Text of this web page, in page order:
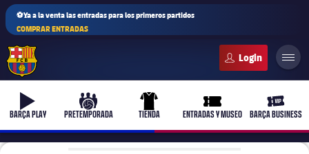
⚽Ya a la venta las entradas para los primeros partidos
COMPRAR ENTRADAS
b-play
BARÇA PLAY
culers-ball
PRETEMPORADA
uniform
TIENDA
ticket-full
ENTRADAS Y MUSEO
ticket-
BARÇA BUSINESS